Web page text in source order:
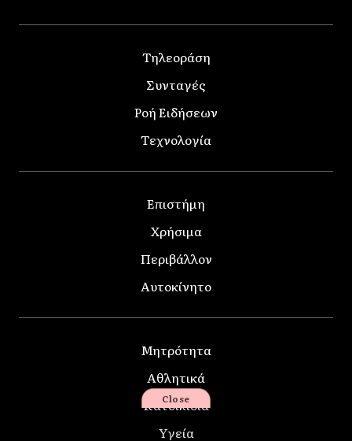
Τηλεοράση
Συνταγές
Ροή Ειδήσεων
Τεχνολογία
Επιστήμη
Χρήσιμα
Περιβάλλον
Αυτοκίνητο
Μητρότητα
Αθλητικά
Κατοικίδια
Υγεία
Close